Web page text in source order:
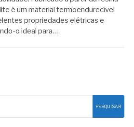
é um material termoendurecível
propriedades elétricas e
o ideal para…
PESQUISAR